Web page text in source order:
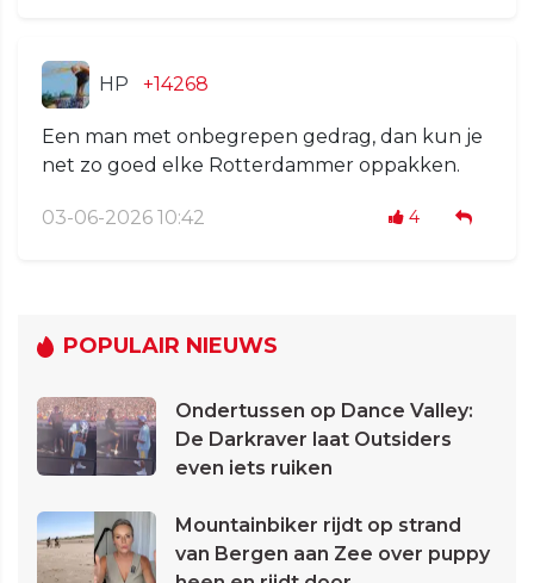
HP +14268
Een man met onbegrepen gedrag, dan kun je
net zo goed elke Rotterdammer oppakken.
03-06-2026 10:42 4
POPULAIR NIEUWS
Ondertussen op Dance Valley:
De Darkraver laat Outsiders
even iets ruiken
Mountainbiker rijdt op strand
van Bergen aan Zee over puppy